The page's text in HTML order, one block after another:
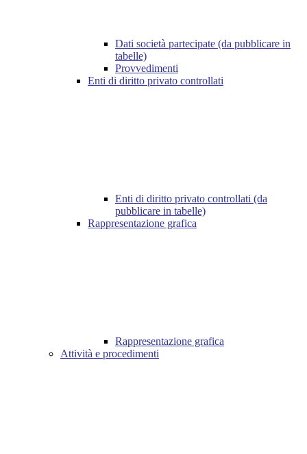
Dati società partecipate (da pubblicare in
tabelle)
Provvedimenti
Enti di diritto privato controllati
Enti di diritto privato controllati (da
pubblicare in tabelle)
Rappresentazione grafica
Rappresentazione grafica
Attività e procedimenti